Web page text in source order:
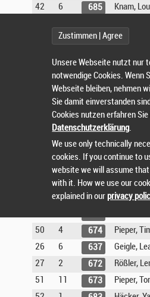
42
6 685 Knam,
7 543
Kinnunen,
8 Leuthner,
10 684 Knam,
3 606 Kittel, Leni
4 575 Krais,
5 Tugay, Anna
7 570
Till
8 657 Lomuscio,
50
4 674 Pieper,
26
6 637 Geigle,
27
2 672 Rößler,
51
11 673 Pieper,
Zustimmen | Agree
Unsere Webseite nutzt nur
notwendige Cookies. Wenn
Webseite bleiben, nehmen
Sie damit einverstanden
Cookies nutzen erfahren
Datenschutzerklärung.
We use only technically
cookies. If you continue to
website we will assume
with it. How we use our
explained in ourprivacy